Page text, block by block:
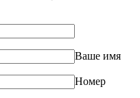
Ваше имя
Номер